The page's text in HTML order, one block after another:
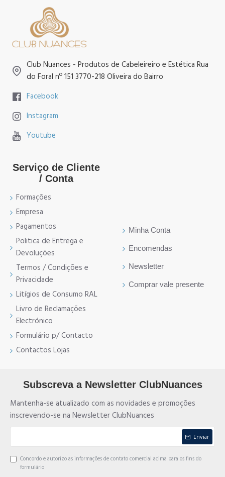
Club Nuances - Produtos de Cabeleireiro e Estética Rua
do Foral nº 151 3770-218 Oliveira do Bairro
Facebook
Instagram
Youtube
Serviço de Cliente
/ Conta
Formações
Empresa
Pagamentos
Politica de Entrega e
Devoluções
Termos / Condições e
Privacidade
Litígios de Consumo RAL
Livro de Reclamações
Electrónico
Formulário p/ Contacto
Contactos Lojas
Minha Conta
Encomendas
Newsletter
Comprar vale presente
Subscreva a Newsletter ClubNuances
Mantenha-se atualizado com as novidades e promoções
inscrevendo-se na Newsletter ClubNuances
Enviar
Concordo e autorizo as informações de contato comercial acima para os fins do
formulário